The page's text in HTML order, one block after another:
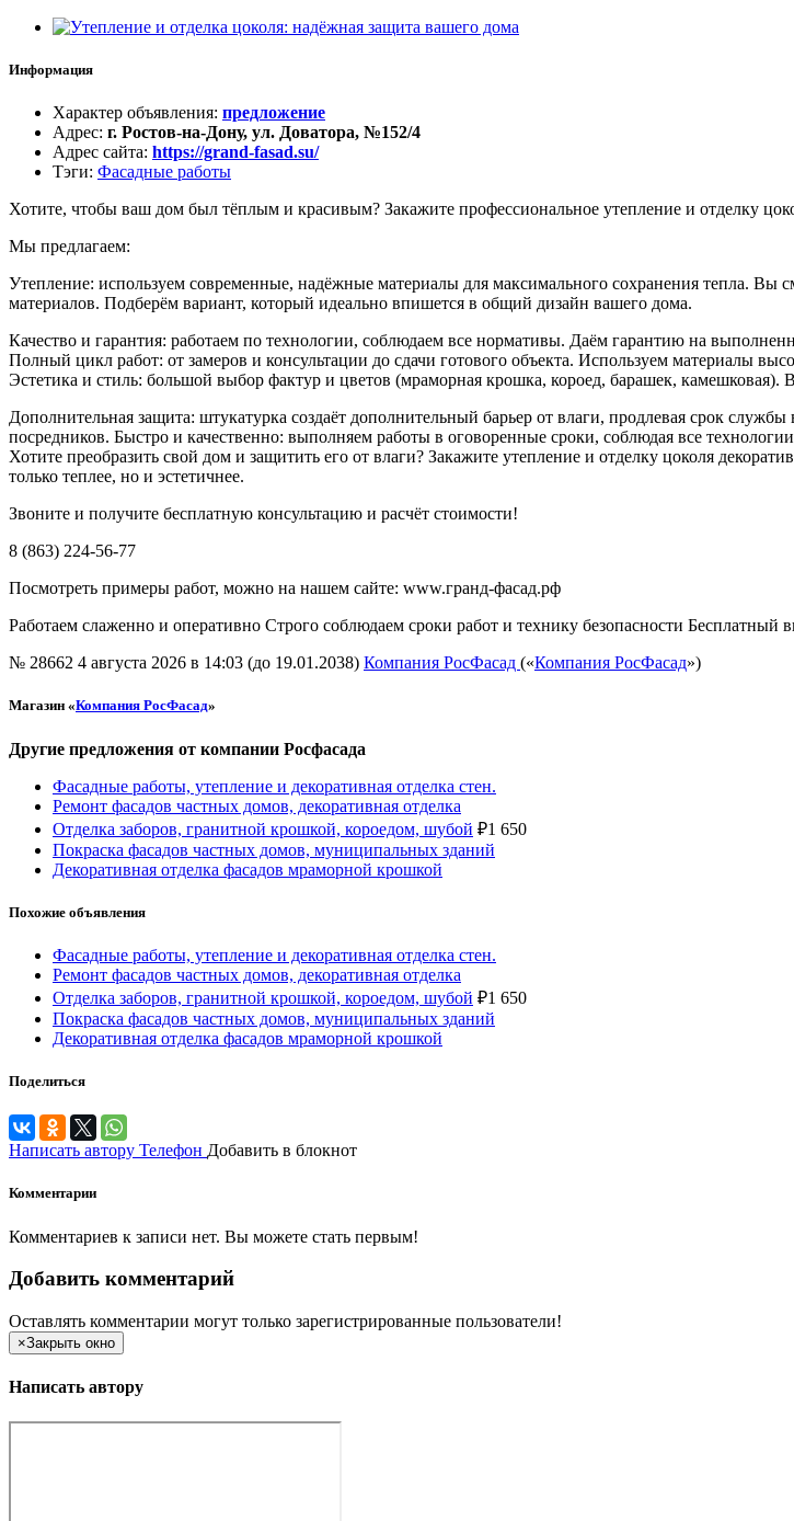
Информация
Характер объявления: предложение
Адрес: г. Ростов-на-Дону, ул. Доватора, №152/4
Адрес сайта: https://grand-fasad.su/
Тэги: Фасадные работы
Хотите, чтобы ваш дом был тёплым и красивым? Закажите профессиональное утепление и отделку
Мы предлагаем:
Утепление: используем современные, надёжные материалы для максимального сохранения тепла. Вы
материалов. Подберём вариант, который идеально впишется в общий дизайн вашего дома.
Качество и гарантия: работаем по технологии, соблюдаем все нормативы. Даём гарантию на
Полный цикл работ: от замеров и консультации до сдачи готового объекта. Используем материалы
Эстетика и стиль: большой выбор фактур и цветов (мраморная крошка, короед, барашек, камешковая).
Дополнительная защита: штукатурка создаёт дополнительный барьер от влаги, продлевая срок
посредников. Быстро и качественно: выполняем работы в оговоренные сроки, соблюдая все
Хотите преобразить свой дом и защитить его от влаги? Закажите утепление и отделку цоколя
только теплее, но и эстетичнее.
Звоните и получите бесплатную консультацию и расчёт стоимости!
8 (863) 224-56-77
Посмотреть примеры работ, можно на нашем сайте: www.гранд-фасад.рф
Работаем слаженно и оперативно Строго соблюдаем сроки работ и технику безопасности Бесплатный
№ 28662 4 августа 2026 в 14:03 (до 19.01.2038) Компания РосФасад («Компания РосФасад»)
Магазин «Компания РосФасад»
Другие предложения от компании Росфасада
Фасадные работы, утепление и декоративная отделка стен.
Ремонт фасадов частных домов, декоративная отделка
Отделка заборов, гранитной крошкой, короедом, шубой ₽1 650
Покраска фасадов частных домов, муниципальных зданий
Декоративная отделка фасадов мраморной крошкой
Похожие объявления
Фасадные работы, утепление и декоративная отделка стен.
Ремонт фасадов частных домов, декоративная отделка
Отделка заборов, гранитной крошкой, короедом, шубой ₽1 650
Покраска фасадов частных домов, муниципальных зданий
Декоративная отделка фасадов мраморной крошкой
Поделиться
Написать автору Телефон Добавить в блокнот
Комментарии
Комментариев к записи нет. Вы можете стать первым!
Добавить комментарий
Оставлять комментарии могут только зарегистрированные пользователи!
×Закрыть окно
Написать автору